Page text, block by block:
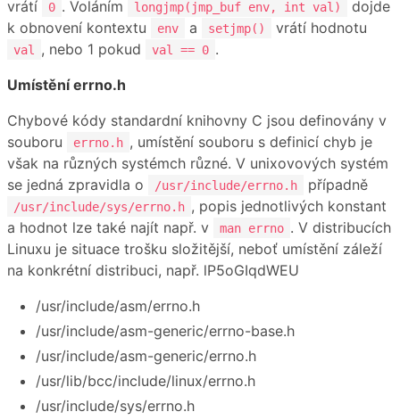
vrátí
0 . Voláním longjmp(jmp_buf env, int val)
dojde
k obnovení kontextu
env a setjmp() vrátí hodnotu
val , nebo 1 pokud val == 0 .
Umístění errno.h
Chybové kódy standardní knihovny C jsou definovány v
souboru
errno.h , umístění souboru s definicí chyb je
však na různých systémch různé. V unixovových systém
se jedná zpravidla o
/usr/include/errno.h případně
/usr/include/sys/errno.h , popis jednotlivých konstant
a hodnot lze také najít např. v
man errno . V distribucích
Linuxu je situace trošku složitější, neboť umístění záleží
na konkrétní distribuci, např. lP5oGIqdWEU
/usr/include/asm/errno.h
/usr/include/asm-generic/errno-base.h
/usr/include/asm-generic/errno.h
/usr/lib/bcc/include/linux/errno.h
/usr/include/sys/errno.h